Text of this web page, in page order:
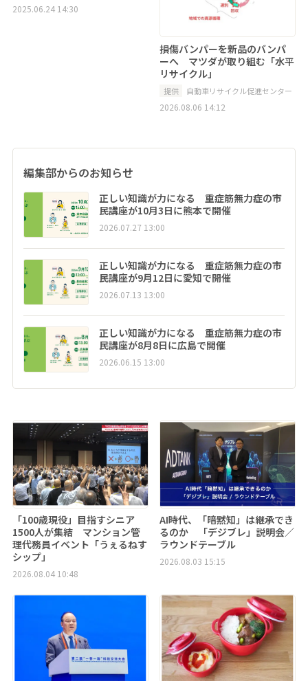
2025.06.24 14:30
損傷バンパーを新品のバンパ
ーへ マツダが取り組む「水平
リサイクル」
提供 自動車リサイクル促進センター
2026.08.06 14:12
編集部からのお知らせ
正しい知識が力になる 重症筋無力症の市
民講座が10月3日に熊本で開催
2026.07.27 13:00
正しい知識が力になる 重症筋無力症の市
民講座が9月12日に愛知で開催
2026.07.13 13:00
正しい知識が力になる 重症筋無力症の市
民講座が8月8日に広島で開催
2026.06.15 13:00
「100歳現役」目指すシニア
1500人が集結 マンション管
理代務員イベント「うぇるねす
シップ」
2026.08.04 10:48
AI時代、「暗黙知」は継承でき
るのか 「デジブレ」説明会／
ラウンドテーブル
2026.08.03 15:15